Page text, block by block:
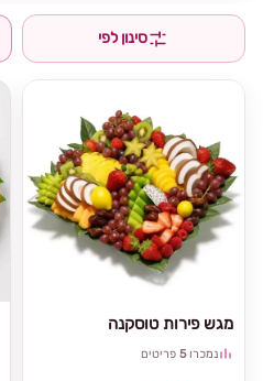
סינון לפי
מגש פירות טוסקנה
נמכרו5 פריטים